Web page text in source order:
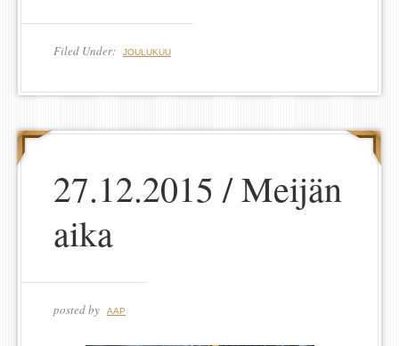
Filed Under: JOULUKUU
27.12.2015 / Meijän
aika
posted by AAP